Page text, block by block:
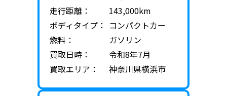
走行距離：
143,000km
ボディタイプ： コンパクトカー
燃料：
ガソリン
買取日時：
令和8年7月
買取エリア：
神奈川県横浜市